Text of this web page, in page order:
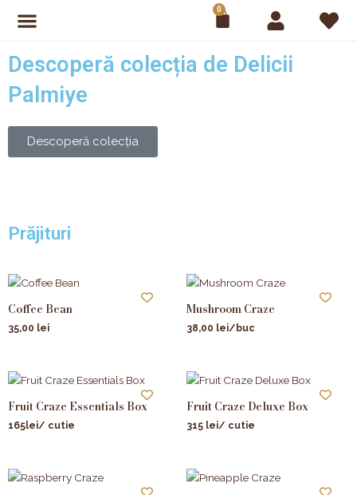
0
Cart
Descoperă colecția de Delicii
Palmiye
Descoperă colecția
Prăjituri
Coffee Bean
35,00 lei
Mushroom Craze
38,00 lei/buc
Fruit Craze Essentials Box
165lei/ cutie
Fruit Craze Deluxe Box
315 lei/ cutie